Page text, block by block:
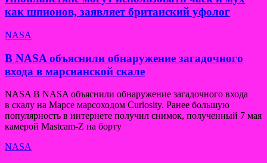
как шпионов, заявляет британский уфолог
NASA
В NASA объяснили обнаружение загадочного
входа в марсианской скале
NASA В NASA объяснили обнаружение загадочного входа
в скалу на Марсе марсоходом Curiosity. Ранее большую
популярность в интернете получил снимок, полученный 7 мая
камерой Mastcam-Z на борту
NASA